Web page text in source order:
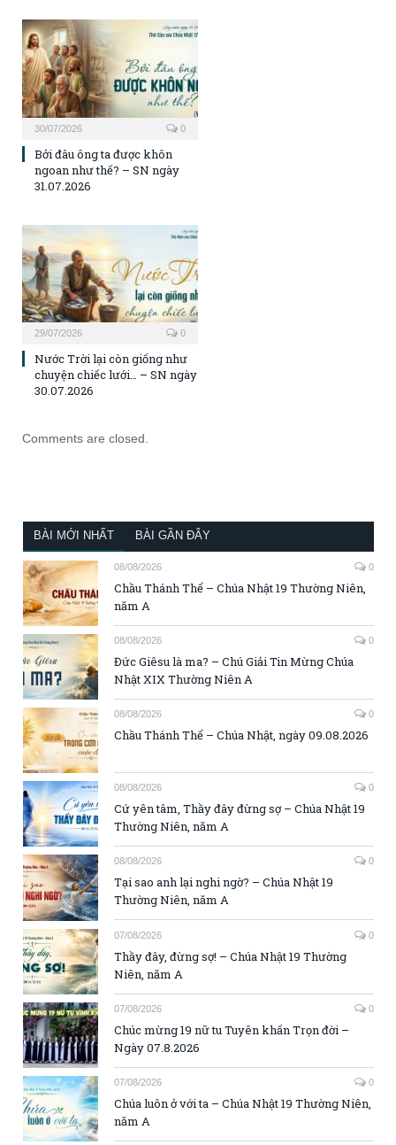
30/07/2026 0
Bởi đâu ông ta được khôn
ngoan như thế? – SN ngày
31.07.2026
29/07/2026 0
Nước Trời lại còn giống như
chuyện chiếc lưới… – SN ngày
30.07.2026
Comments are closed.
BÀI MỚI NHẤT BÀI GẦN ĐÂY
08/08/2026 0
Chầu Thánh Thể – Chúa Nhật 19 Thường Niên,
năm A
08/08/2026 0
Đức Giêsu là ma? – Chú Giải Tin Mừng Chúa
Nhật XIX Thường Niên A
08/08/2026 0
Chầu Thánh Thể – Chúa Nhật, ngày 09.08.2026
08/08/2026 0
Cứ yên tâm, Thầy đây đừng sợ – Chúa Nhật 19
Thường Niên, năm A
08/08/2026 0
Tại sao anh lại nghi ngờ? – Chúa Nhật 19
Thường Niên, năm A
07/08/2026 0
Thầy đây, đừng sợ! – Chúa Nhật 19 Thường
Niên, năm A
07/08/2026 0
Chúc mừng 19 nữ tu Tuyên khấn Trọn đời –
Ngày 07.8.2026
07/08/2026 0
Chúa luôn ở với ta – Chúa Nhật 19 Thường Niên,
năm A